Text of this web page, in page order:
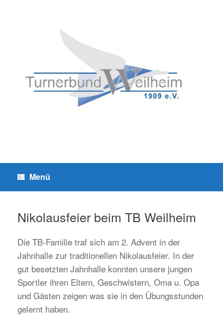
Menü
Nikolausfeier beim TB Weilheim
Die TB-Familie traf sich am 2. Advent in der
Jahnhalle zur traditionellen Nikolausfeier. In der
gut besetzten Jahnhalle konnten unsere jungen
Sportler ihren Eltern, Geschwistern, Oma u. Opa
und Gästen zeigen was sie in den Übungsstunden
gelernt haben.